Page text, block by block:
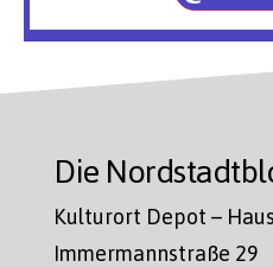
Die
Kulturort Depot –
Immermannstraße 29